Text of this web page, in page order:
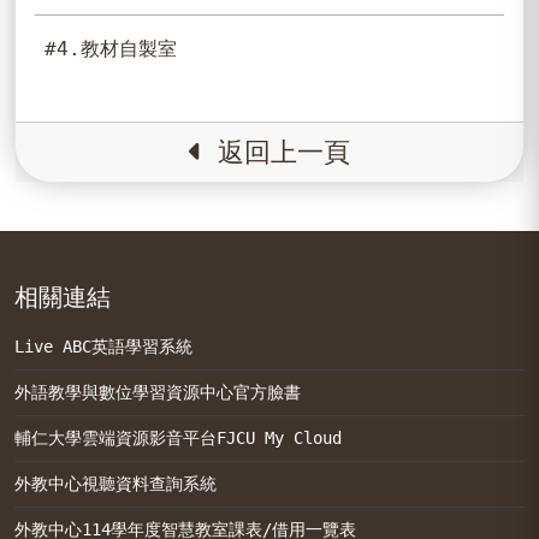
#4.教材自製室
返回上一頁
相關連結
Live ABC英語學習系統
外語教學與數位學習資源中心官方臉書
輔仁大學雲端資源影音平台FJCU My Cloud
外教中心視聽資料查詢系統
外教中心114學年度智慧教室課表/借用一覽表